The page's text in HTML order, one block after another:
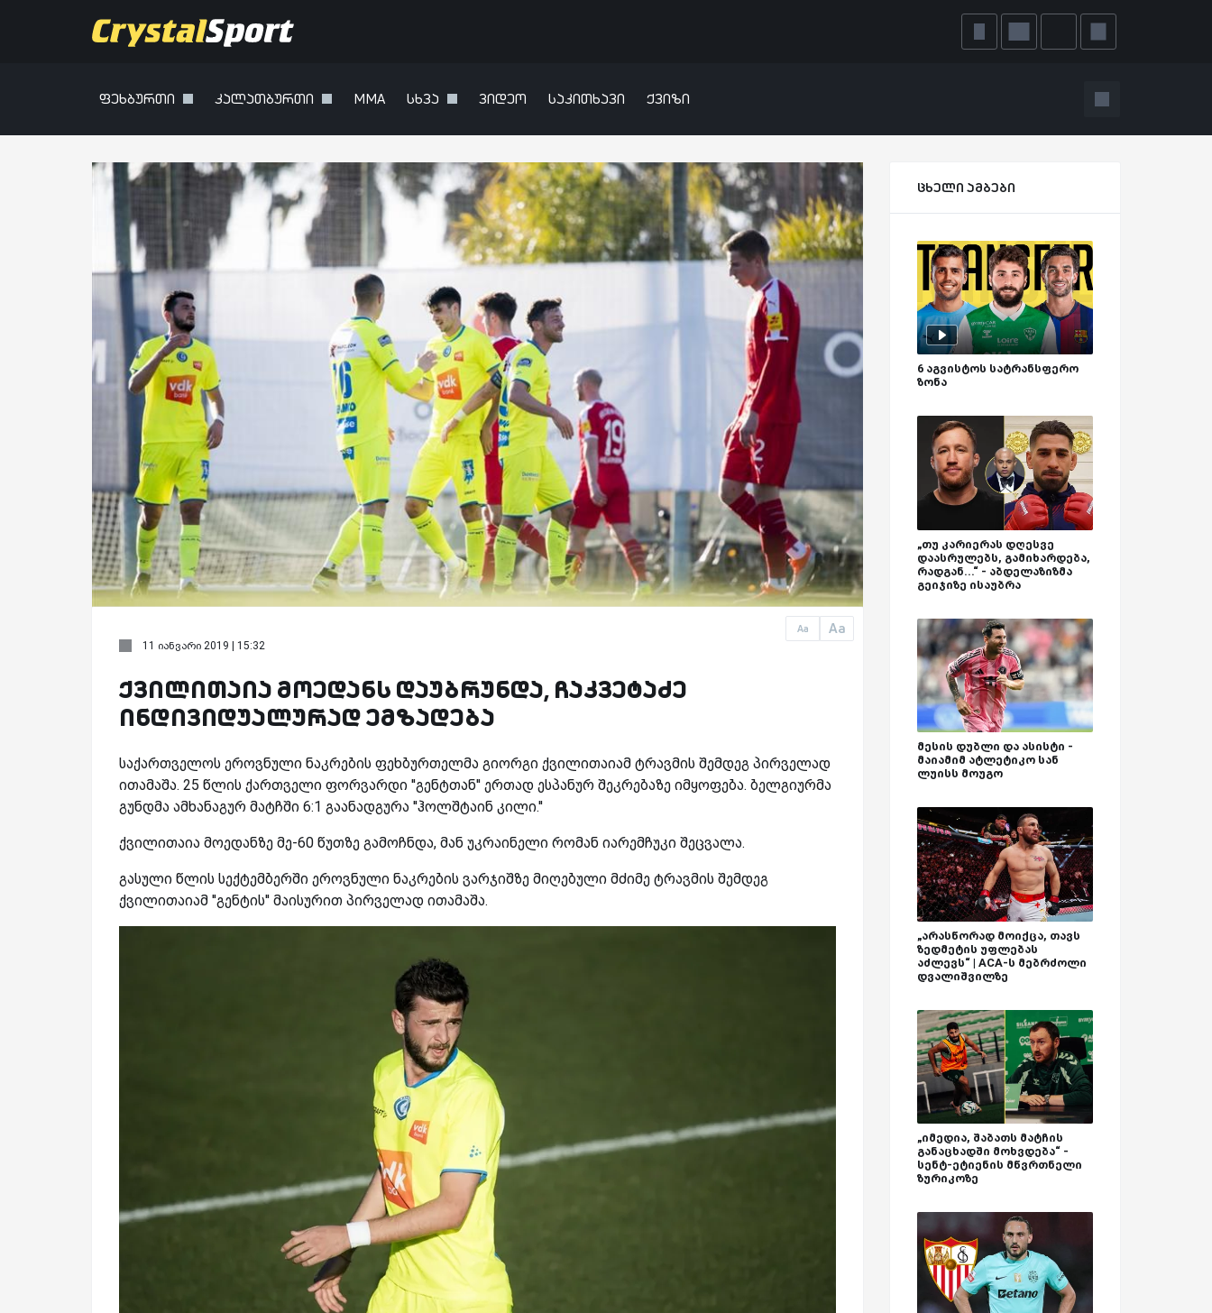
ფეხბურთი კალათბურთი MMA სხვა ვიდეო საკითხავი ქვიზი
Aa Aa
11 იანვარი 2019 | 15:32
ქვილითაია მოედანს დაუბრუნდა, ჩაკვეტაძე
ინდივიდუალურად ემზადება
საქართველოს ეროვნული ნაკრების ფეხბურთელმა გიორგი ქვილითაიამ ტრავმის შემდეგ პირველად
ითამაშა. 25 წლის ქართველი ფორვარდი ''გენტთან'' ერთად ესპანურ შეკრებაზე იმყოფება. ბელგიურმა
გუნდმა ამხანაგურ მატჩში 6:1 გაანადგურა ''ჰოლშტაინ კილი.''
ქვილითაია მოედანზე მე-60 წუთზე გამოჩნდა, მან უკრაინელი რომან იარემჩუკი შეცვალა.
გასული წლის სექტემბერში ეროვნული ნაკრების ვარჯიშზე მიღებული მძიმე ტრავმის შემდეგ
ქვილითაიამ ''გენტის'' მაისურით პირველად ითამაშა.
ცხელი ამბები
6 აგვისტოს სატრანსფერო
ზონა
„თუ კარიერას დღესვე
დაასრულებს, გამიხარდება,
რადგან...“ - აბდელაზიზმა
გეიჯიზე ისაუბრა
მესის დუბლი და ასისტი -
მაიამიმ ატლეტიკო სან
ლუისს მოუგო
„არასწორად მოიქცა, თავს
ზედმეტის უფლებას
აძლევს“ | ACA-ს მებრძოლი
დვალიშვილზე
„იმედია, შაბათს მატჩის
განაცხადში მოხვდება“ -
სენტ-ეტიენის მწვრთნელი
ზურიკოზე